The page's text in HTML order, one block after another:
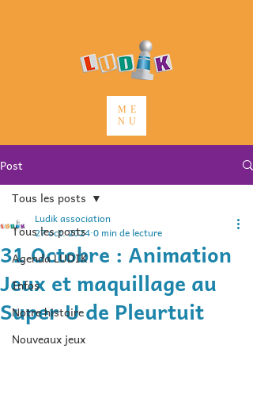
ME
NU
Post
Tous les posts
Agenda LUDIK
Infos
Notre histoire
Nouveaux jeux
Tous les posts
31 Octobre : Animation
Jeux et maquillage au
Super U de Pleurtuit
Ludik association
27 oct. 2024 0 min de lecture